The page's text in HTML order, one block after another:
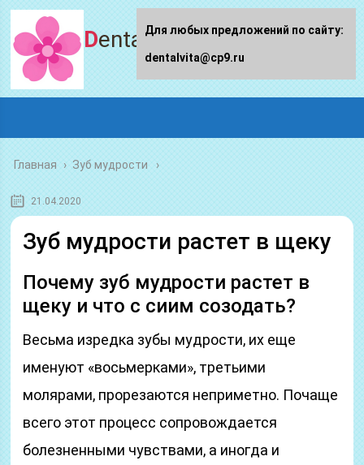
Dentalvita.ru
Главная › Зуб мудрости
21.04.2020
Зуб мудрости растет в щеку
Почему зуб мудрости растет в
щеку и что с сиим созодать?
Весьма изредка зубы мудрости, их еще
именуют «восьмерками», третьими
молярами, прорезаются неприметно. Почаще
всего этот процесс сопровождается
болезненными чувствами, а иногда и
Для любых предложений по сайту:
dentalvita@cp9.ru